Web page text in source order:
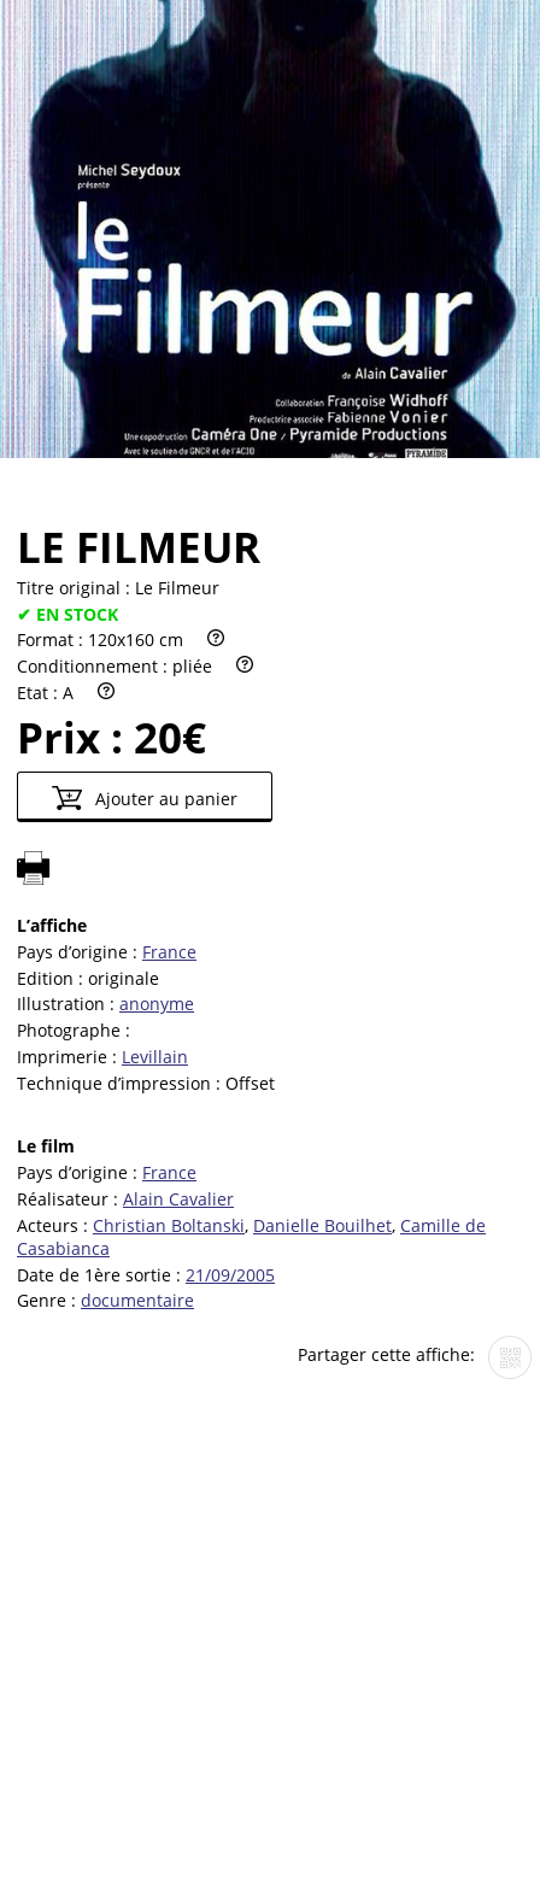
Vendre
LE FILMEUR
Titre original : Le Filmeur
✔ EN STOCK
Format : 120x160 cm
Conditionnement : pliée
Etat : A
Prix : 20€
Ajouter au panier
L’affiche
Pays d’origine : France
Edition : originale
Illustration : anonyme
Photographe :
Imprimerie : Levillain
Technique d’impression : Offset
Le film
Pays d’origine : France
Réalisateur : Alain Cavalier
Acteurs : Christian Boltanski, Danielle Bouilhet, Camille de
Casabianca
Date de 1ère sortie : 21/09/2005
Genre : documentaire
Partager cette affiche: